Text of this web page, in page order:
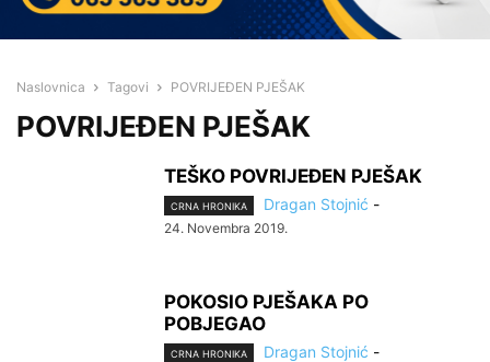
Naslovnica Tagovi POVRIJEĐEN PJEŠAK
POVRIJEĐEN PJEŠAK
TEŠKO POVRIJEĐEN PJEŠAK
CRNA HRONIKA Dragan Stojnić -
24. Novembra 2019.
POKOSIO PJEŠAKA PO
POBJEGAO
CRNA HRONIKA Dragan Stojnić -